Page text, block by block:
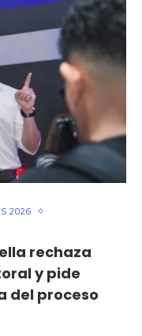
2026
rechaza
y pide
del proceso